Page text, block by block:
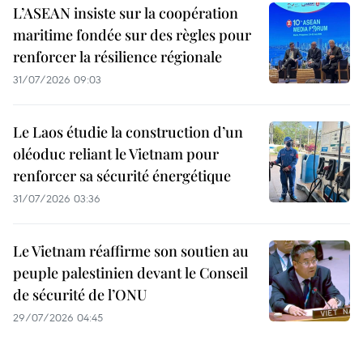
L’ASEAN insiste sur la coopération
maritime fondée sur des règles pour
renforcer la résilience régionale
31/07/2026 09:03
Le Laos étudie la construction d’un
oléoduc reliant le Vietnam pour
renforcer sa sécurité énergétique
31/07/2026 03:36
Le Vietnam réaffirme son soutien au
peuple palestinien devant le Conseil
de sécurité de l’ONU
29/07/2026 04:45